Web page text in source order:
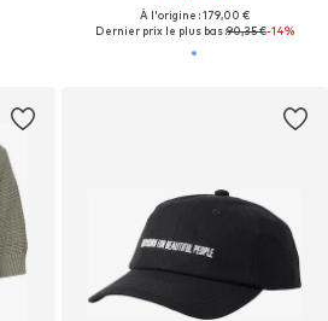
À l'origine : 179,00 €
Dernier prix le plus bas :90,35 €-14%